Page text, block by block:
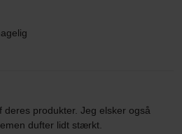
produkter. Jeg elsker også
dufter lidt stærkt.